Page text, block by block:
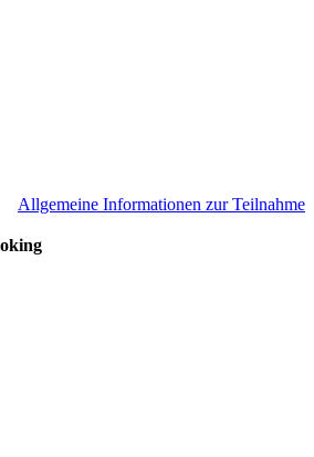
Allgemeine Informationen zur Teilnahme